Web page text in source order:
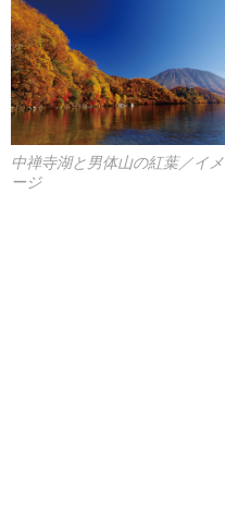
中禅寺湖と男体山の紅葉／イメ
ージ